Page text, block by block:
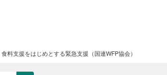
料支援をはじめとする緊急支援（国連WFP協会）